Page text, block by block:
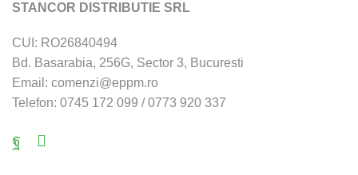
STANCOR DISTRIBUTIE SRL
CUI: RO26840494
Bd. Basarabia, 256G, Sector 3, Bucuresti
Email: comenzi@eppm.ro
Telefon: 0745 172 099 / 0773 920 337
Facebook